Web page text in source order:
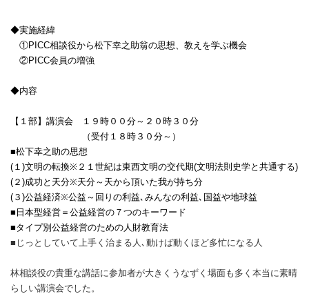
◆実施経緯
①PICC相談役から松下幸之助翁の思想、教えを学ぶ機会
②PICC会員の増強
◆内容
【１部】講演会 １９時００分～２０時３０分
（受付１８時３０分～）
■松下幸之助の思想
( １ )文明の転換※ ２１世紀は東西文明の交代期(文明法則史学と共通する)
( ２ )成功と天分※天分～天から頂いた我が持ち分
( ３ )公益経済※公益～回りの利益､みんなの利益､国益や地球益
■ 日本型経営＝公益経営の７つのキーワード
■タイプ別公益経営のための人財教育法
■ じっとしていて上手く治まる人､動けば動くほど多忙になる人
林相談役の貴重な講話に参加者が大きくうなずく場面も多く本当に素晴
らしい講演会でした。